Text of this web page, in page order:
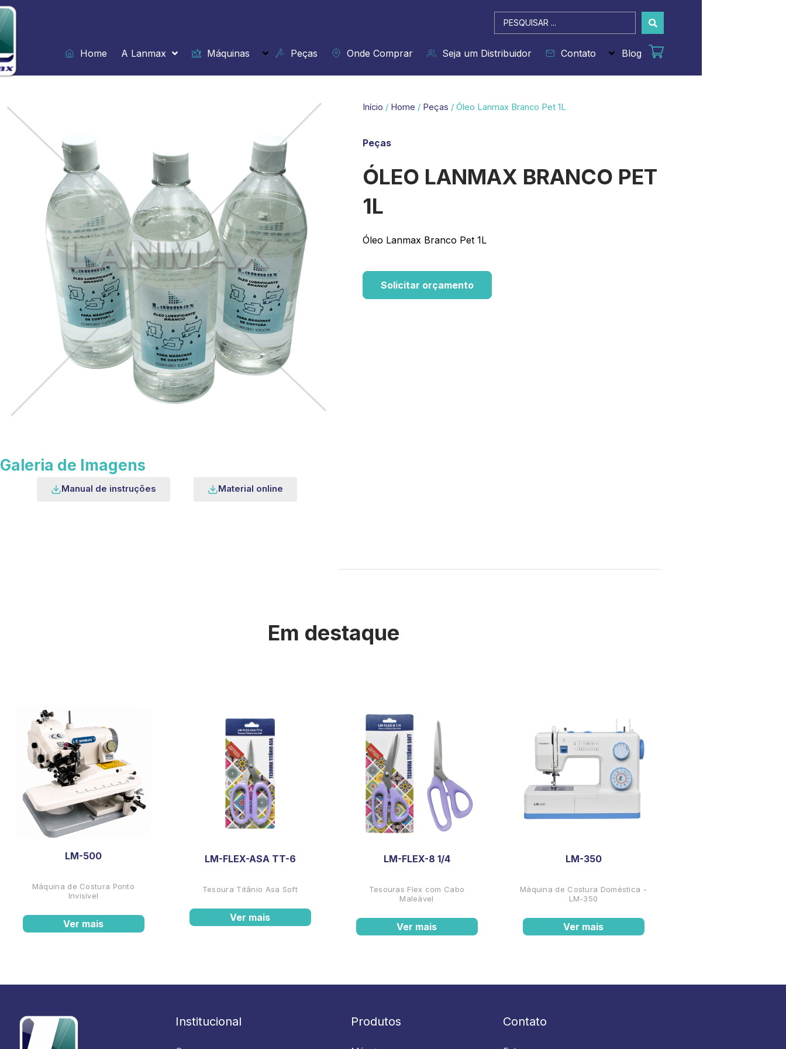
Ir
para
o
conteúdo
Pesquisar
...
Home
A Lanmax Máquinas Peças Onde Comprar Seja um Distribuidor Contato Blog
Galeria de Imagens
Manual de instruções Material online
Início / Home / Peças / Óleo Lanmax Branco Pet 1L
Peças
ÓLEO LANMAX BRANCO PET
1L
Óleo Lanmax Branco Pet 1L
Solicitar orçamento
Em destaque
LM-500
Máquina de Costura Ponto
Invisível
Ver mais
LM-FLEX-ASA TT-6
Tesoura Titânio Asa Soft
Ver mais
LM-FLEX-8 1/4
Tesouras Flex com Cabo
Maleável
Ver mais
LM-350
Máquina de Costura Doméstica -
LM-350
Ver mais
Institucional Produtos Contato